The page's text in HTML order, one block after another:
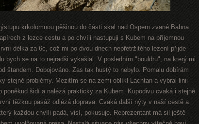
krkolomnou pěšinou do části skal nad Ospem zvané Babna.
z lezce cestu a po chvíli nastupuji s Kubem na příjemnou
délka za 6c, což mi po dvou dnech nepřetržitého lezení přijde
bych se na to nejradši vykašlal. V posledním "bouldru", na který mi
štandem. Dobojováno. Zas tak hustý to nebylo. Pomalu dobírám
stejné problémy. Mezitím se na zemi oblíkl Lachtan a vybral linii
šidí a nalézá prakticky za Kubem. Kupodivu cvaká i stejné
těžkou pasáž odlézá doprava. Cvaká další nýty v naší cestě a
každou chvíli padá, visí, pokusuje. Reprezentant má sil ještě